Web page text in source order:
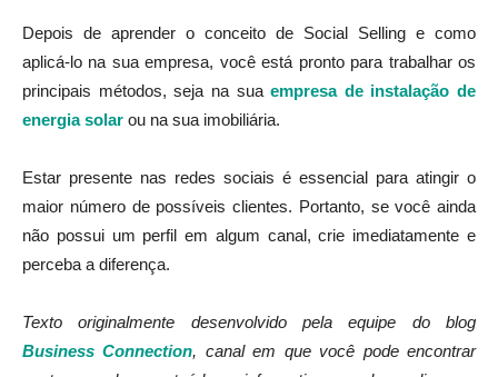
Depois de aprender o conceito de Social Selling e como
aplicá-lo na sua empresa, você está pronto para trabalhar os
principais métodos, seja na suaempresa de instalação de
energia solar ou na sua imobiliária.
Estar presente nas redes sociais é essencial para atingir o
maior número de possíveis clientes. Portanto, se você ainda
não possui um perfil em algum canal, crie imediatamente e
perceba a diferença.
Texto originalmente desenvolvido pela equipe do blog
Business Connection, canal em que você pode encontrar